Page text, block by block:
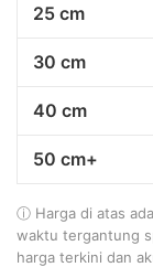
25 cm
30 cm
40 cm
50 cm+
ⓘ Harga di atas
waktu tergantung
harga terkini dan